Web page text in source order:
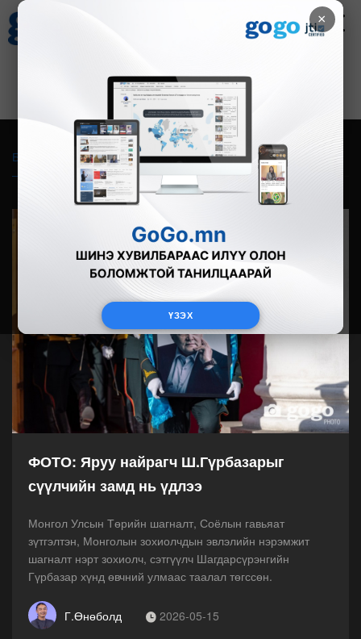
×
ҮЗЭХ
Зурхай
8.09
Бүгд Фото Видео Зурган өгүүлэмж
ФОТО: Яруу найрагч Ш.Гүрбазарыг
сүүлчийн замд нь үдлээ
Монгол Улсын Төрийн шагналт, Соёлын гавьяат
зүтгэлтэн, Монголын зохиолчдын эвлэлийн нэрэмжит
шагналт нэрт зохиолч, сэтгүүлч Шагдарсүрэнгийн
Гүрбазар хүнд өвчний улмаас таалал төгссөн.
Г.Өнөболд 2026-05-15